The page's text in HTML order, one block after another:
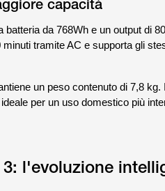
capacità
da 768Wh e un output di
tramite AC e supporta gli
un peso contenuto di 7,8
per un uso domestico più
l'evoluzione